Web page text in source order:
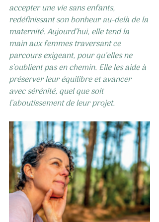
accepter une vie sans enfants,
redéfinissant son bonheur au-delà de la
maternité. Aujourd’hui, elle tend la
main aux femmes traversant ce
parcours exigeant, pour qu’elles ne
s’oublient pas en chemin. Elle les aide à
préserver leur équilibre et avancer
avec sérénité, quel que soit
l’aboutissement de leur projet.